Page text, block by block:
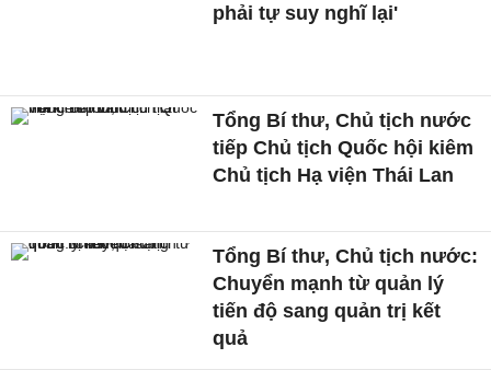
phải tự suy nghĩ lại'
Tổng Bí thư, Chủ tịch nước
tiếp Chủ tịch Quốc hội kiêm
Chủ tịch Hạ viện Thái Lan
Tổng Bí thư, Chủ tịch nước:
Chuyển mạnh từ quản lý
tiến độ sang quản trị kết
quả